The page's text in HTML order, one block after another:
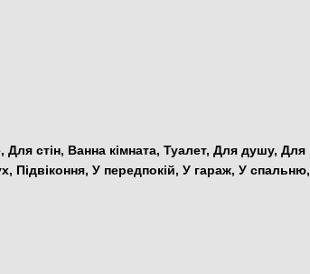
Для стін, Ванна кімната, Туалет, Для душу, Для
Підвіконня, У передпокій, У гараж, У спальню,